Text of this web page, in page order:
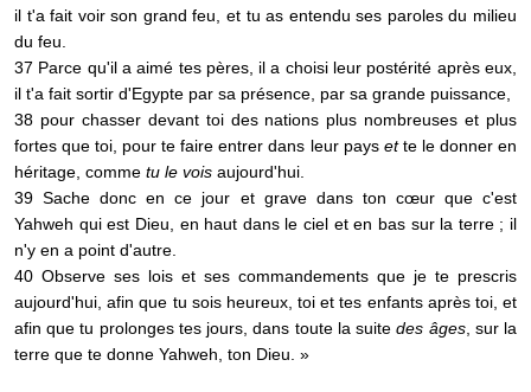
il t'a fait voir son grand feu, et tu as entendu ses paroles du milieu
du feu.
37 Parce qu'il a aimé tes pères, il a choisi leur postérité après eux,
il t'a fait sortir d'Egypte par sa présence, par sa grande puissance,
38 pour chasser devant toi des nations plus nombreuses et plus
fortes que toi, pour te faire entrer dans leur pays ette le donner en
héritage, comme tu le vois aujourd'hui.
39 Sache donc en ce jour et grave dans ton cœur que c'est
Yahweh qui est Dieu, en haut dans le ciel et en bas sur la terre ; il
n'y en a point d'autre.
40 Observe ses lois et ses commandements que je te prescris
aujourd'hui, afin que tu sois heureux, toi et tes enfants après toi, et
afin que tu prolonges tes jours, dans toute la suitedes âges, sur la
terre que te donne Yahweh, ton Dieu. »